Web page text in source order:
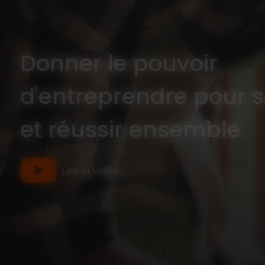
Donner le pouvoir
d'entreprendre pour
et réussir ensemble